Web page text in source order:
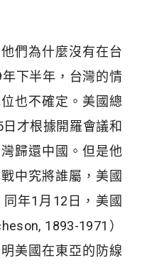
們為什麼沒有在台
下半年，台灣的情
也不確定。美國總
才根據開羅會議和
歸還中國。但是他
中究將誰屬，美國
年1月12日，美國
1893-1971）
美國在東亞的防線